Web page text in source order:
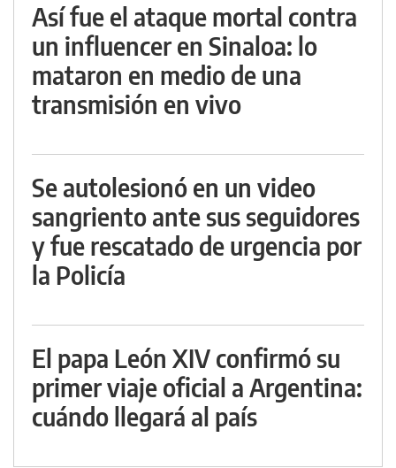
Así fue el ataque mortal contra
un influencer en Sinaloa: lo
mataron en medio de una
transmisión en vivo
Se autolesionó en un video
sangriento ante sus seguidores
y fue rescatado de urgencia por
la Policía
El papa León XIV confirmó su
primer viaje oficial a Argentina:
cuándo llegará al país